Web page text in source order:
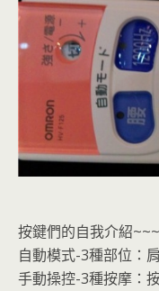
按鍵們的自我介紹
自動模式-3種部位：
手動操控-3種按摩：